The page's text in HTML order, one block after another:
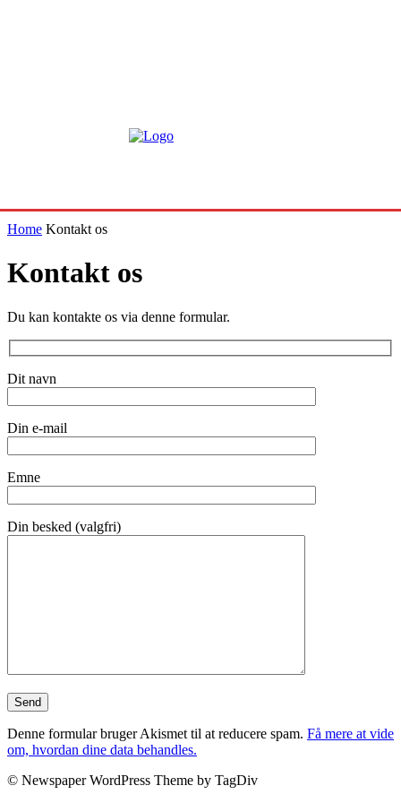
Home Kontakt os
Kontakt os
Du kan kontakte os via denne formular.
Dit navn
Din e-mail
Emne
Din besked (valgfri)
Denne formular bruger Akismet til at reducere spam. Få mere at vide
om, hvordan dine data behandles.
© Newspaper WordPress Theme by TagDiv